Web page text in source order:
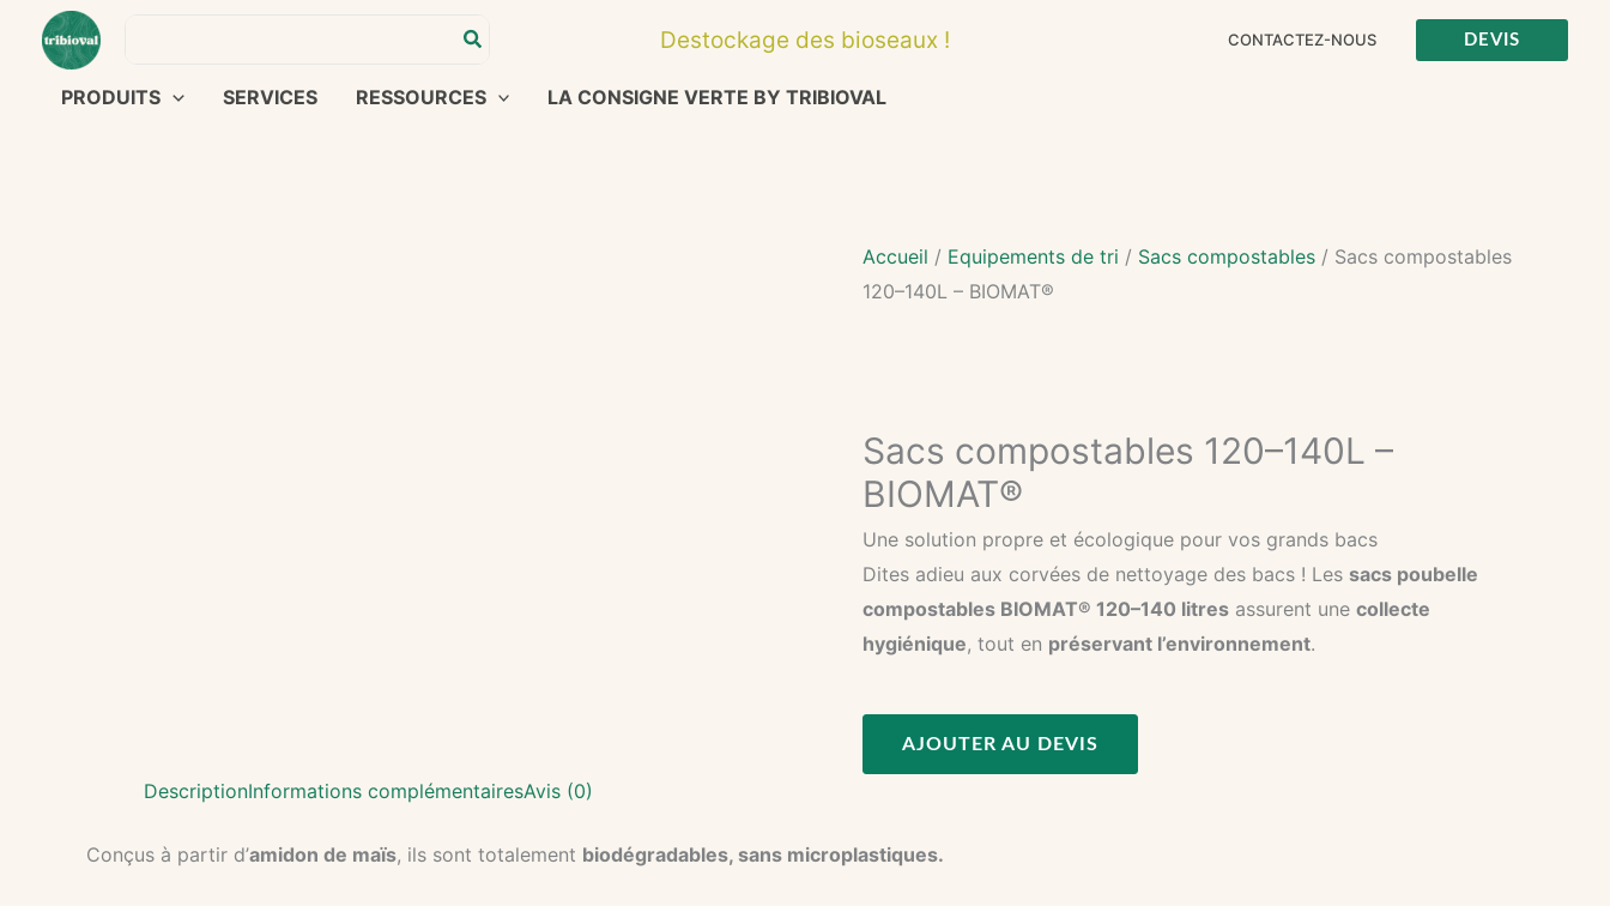
contenu
Destockage des bioseaux ! CONTACTEZ-NOUS DEVIS
PRODUITS SERVICES RESSOURCES LA CONSIGNE VERTE BY TRIBIOVAL
Accueil / Equipements de tri / Sacs compostables / Sacs compostables
120–140L – BIOMAT®
Sacs compostables 120–140L –
BIOMAT®
Une solution propre et écologique pour vos grands bacs
Dites adieu aux corvées de nettoyage des bacs ! Les sacs poubelle
compostables BIOMAT® 120–140 litres assurent une collecte
hygiénique, tout en préservant l’environnement.
AJOUTER AU DEVIS
DescriptionInformations complémentairesAvis (0)
Conçus à partir d’amidon de maïs, ils sont totalement biodégradables, sans microplastiques.